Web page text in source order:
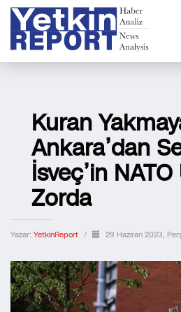
Kuran
Ankara’dan
İsveç’in
Zorda
Yazar: YetkinReport / 29 Haziran 2023,